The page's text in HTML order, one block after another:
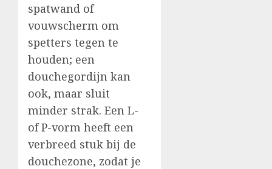
spatwand of
vouwscherm om
spetters tegen te
houden; een
douchegordijn kan
ook, maar sluit
minder strak. Een L-
of P-vorm heeft een
verbreed stuk bij de
douchezone, zodat je